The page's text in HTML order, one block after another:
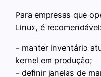
Para empresas que
Linux, é recomendável:
– manter inventário
kernel em produção;
– definir janelas de